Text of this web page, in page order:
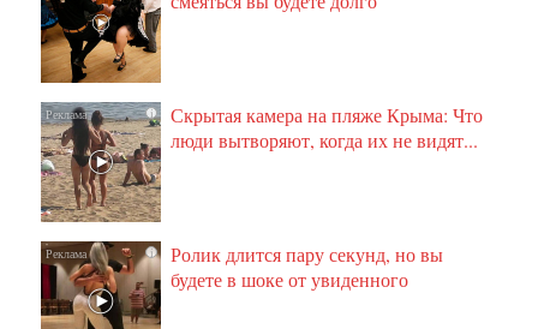
i
Скрытая камера на пляже Крыма: Что
люди вытворяют, когда их не видят...
i
Ролик длится пару секунд, но вы
будете в шоке от увиденного